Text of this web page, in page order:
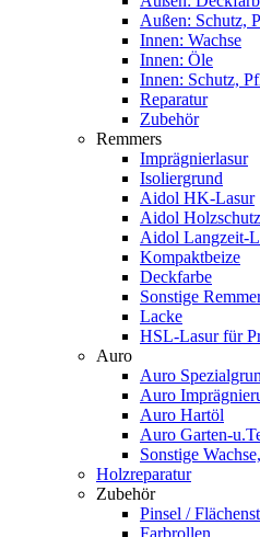
Außen: Schutz,
Innen: Wachse
Innen: Öle
Innen: Schutz,
Reparatur
Zubehör
Remmers
Imprägnierlasur
Isoliergrund
Aidol HK-Lasur
Aidol
Aidol Langzeit-
Kompaktbeize
Deckfarbe
Sonstige
Lacke
HSL-Lasur für
Auro
Auro
Auro
Auro Hartöl
Auro Garten-
Sonstige
Holzreparatur
Zubehör
Pinsel /